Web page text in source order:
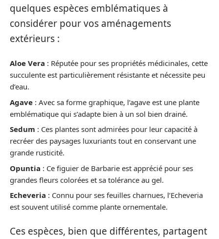
quelques espèces emblématiques à
considérer pour vos aménagements
extérieurs :
Aloe Vera : Réputée pour ses propriétés médicinales, cette
succulente est particulièrement résistante et nécessite peu
d’eau.
Agave : Avec sa forme graphique, l’agave est une plante
emblématique qui s’adapte bien à un sol bien drainé.
Sedum : Ces plantes sont admirées pour leur capacité à
recréer des paysages luxuriants tout en conservant une
grande rusticité.
Opuntia : Ce figuier de Barbarie est apprécié pour ses
grandes fleurs colorées et sa tolérance au gel.
Echeveria : Connu pour ses feuilles charnues, l’Echeveria
est souvent utilisé comme plante ornementale.
Ces espèces, bien que différentes, partagent